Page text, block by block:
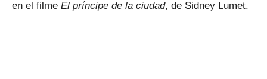
en el filme El príncipe de la ciudad, de Sidney Lumet.